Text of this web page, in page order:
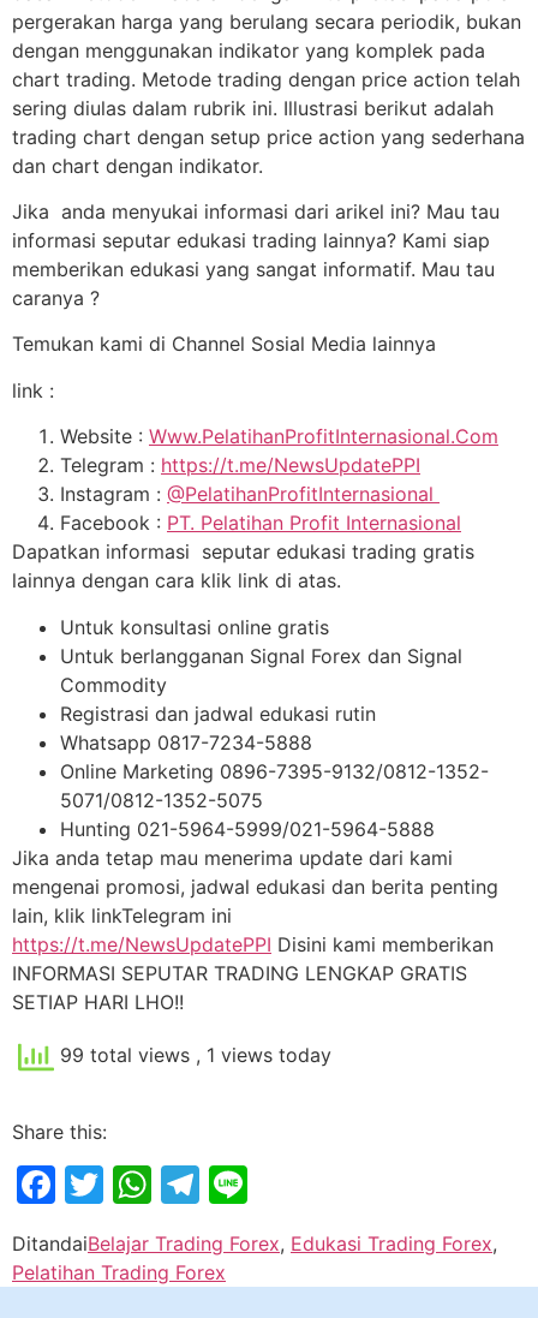
pergerakan harga yang berulang secara periodik, bukan
dengan menggunakan indikator yang komplek pada
chart trading. Metode trading dengan price action telah
sering diulas dalam rubrik ini. Illustrasi berikut adalah
trading chart dengan setup price action yang sederhana
dan chart dengan indikator.
Jika anda menyukai informasi dari arikel ini? Mau tau
informasi seputar edukasi trading lainnya? Kami siap
memberikan edukasi yang sangat informatif. Mau tau
caranya ?
Temukan kami di Channel Sosial Media lainnya
link :
Website : Www.PelatihanProfitInternasional.Com
Telegram : https://t.me/NewsUpdatePPI
Instagram : @PelatihanProfitInternasional
Facebook : PT. Pelatihan Profit Internasional
Dapatkan informasi seputar edukasi trading gratis
lainnya dengan cara klik link di atas.
Untuk konsultasi online gratis
Untuk berlangganan Signal Forex dan Signal
Commodity
Registrasi dan jadwal edukasi rutin
Whatsapp 0817-7234-5888
Online Marketing 0896-7395-9132/0812-1352-
5071/0812-1352-5075
Hunting 021-5964-5999/021-5964-5888
Jika anda tetap mau menerima update dari kami
mengenai promosi, jadwal edukasi dan berita penting
lain, klik linkTelegram ini
https://t.me/NewsUpdatePPI Disini kami memberikan
INFORMASI SEPUTAR TRADING LENGKAP GRATIS
SETIAP HARI LHO!!
99 total views , 1 views today
Share this:
Facebook
Twitter
WhatsApp
Telegram
DitandaiBelajar Trading Forex, Edukasi Trading Forex,
Pelatihan Trading Forex